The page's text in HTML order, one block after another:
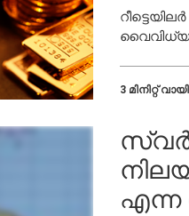
3 മിനിറ്റ്
എന്ന